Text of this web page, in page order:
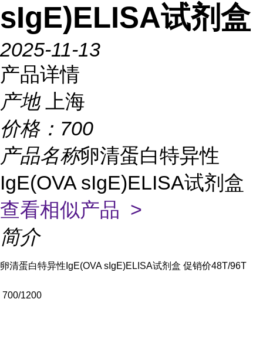
sIgE)ELISA试剂盒
2025-11-13
产品详情
产地
上海
价格： 700
产品名称卵清蛋白特异性
IgE(OVA sIgE)ELISA试剂盒
查看相似产品 >
简介
卵清蛋白特异性IgE(OVA sIgE)ELISA试剂盒 促销价48T/96T
700/1200